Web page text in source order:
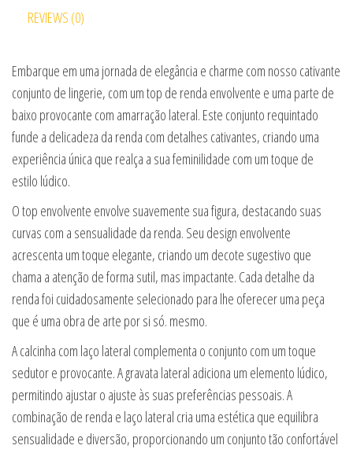
REVIEWS (0)
Embarque em uma jornada de elegância e charme com nosso cativante
conjunto de lingerie, com um top de renda envolvente e uma parte de
baixo provocante com amarração lateral. Este conjunto requintado
funde a delicadeza da renda com detalhes cativantes, criando uma
experiência única que realça a sua feminilidade com um toque de
estilo lúdico.
O top envolvente envolve suavemente sua figura, destacando suas
curvas com a sensualidade da renda. Seu design envolvente
acrescenta um toque elegante, criando um decote sugestivo que
chama a atenção de forma sutil, mas impactante. Cada detalhe da
renda foi cuidadosamente selecionado para lhe oferecer uma peça
que é uma obra de arte por si só. mesmo.
A calcinha com laço lateral complementa o conjunto com um toque
sedutor e provocante. A gravata lateral adiciona um elemento lúdico,
permitindo ajustar o ajuste às suas preferências pessoais. A
combinação de renda e laço lateral cria uma estética que equilibra
sensualidade e diversão, proporcionando um conjunto tão confortável